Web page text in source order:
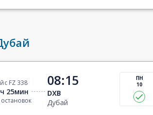
FZ 338
25мин
08:15
DXB
Дубай
ПН
10